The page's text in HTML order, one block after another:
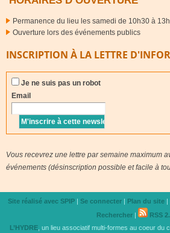
Permanence du lieu les samedi de 10h30 à
Ouverture lors des événements publics
INSCRIPTION À LA LETTRE
Je ne suis pas un robot
Email
Vous recevrez une lettre par semaine maximum
événements (désinscription possible et facile à
Site réalisé avec SPIP| Se connecter| Plan du site|
Rechercher |
RSS
L’HYDRE, un lieu associatif multi-formes au coeur du